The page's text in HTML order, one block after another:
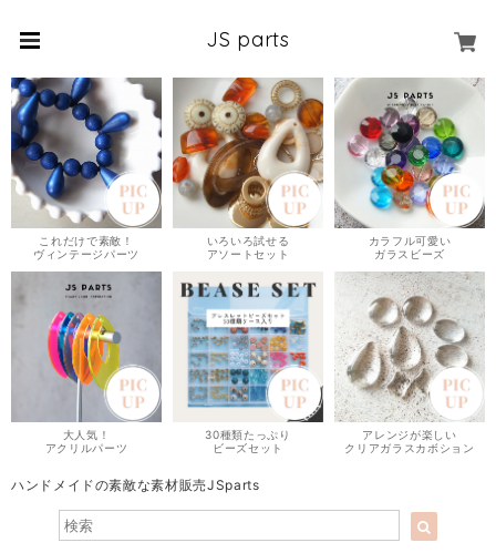
JS parts
これだけで素敵！
ヴィンテージパーツ
いろいろ試せる
アソートセット
カラフル可愛い
ガラスビーズ
大人気！
アクリルパーツ
30種類たっぷり
ビーズセット
アレンジが楽しい
クリアガラスカボション
ハンドメイドの素敵な素材販売JSparts